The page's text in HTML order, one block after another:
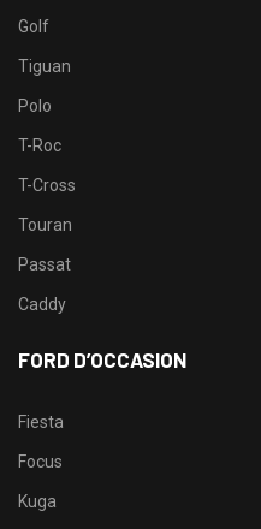
Golf
Tiguan
Polo
T-Roc
T-Cross
Touran
Passat
Caddy
FORD D’OCCASION
Fiesta
Focus
Kuga